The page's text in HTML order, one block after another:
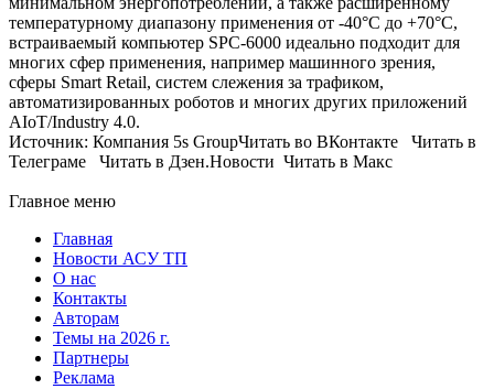
температурному диапазону применения от -40°C до +70°C,
встраиваемый компьютер SPC-6000 идеально подходит для
многих сфер применения, например машинного зрения,
сферы Smart Retail, систем слежения за трафиком,
автоматизированных роботов и многих других приложений
AIoT/Industry 4.0.
Источник: Компания 5s GroupЧитать во ВКонтакте Читать в
Телеграме Читать в Дзен.Новости Читать в Макс
Главное меню
Главная
Новости АСУ ТП
О нас
Контакты
Авторам
Темы на 2026 г.
Партнеры
Реклама